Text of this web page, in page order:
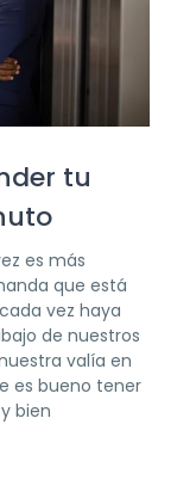
tu
es más
que está
vez haya
de nuestros
valía en
es bueno tener
bien